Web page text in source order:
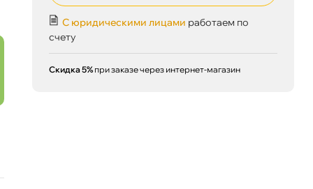
С юридическими лицами работаем по
счету
Скидка 5% при заказе через интернет-магазин